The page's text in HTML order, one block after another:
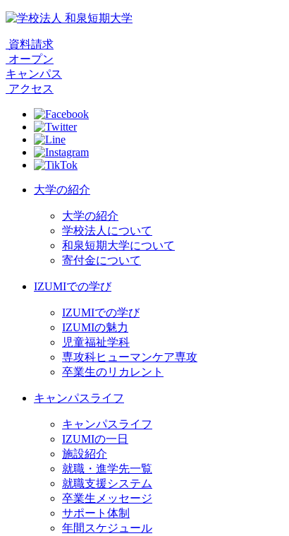
資料請求
オープン
キャンパス
アクセス
大学の紹介
大学の紹介
学校法人について
和泉短期大学について
寄付金について
IZUMIでの学び
IZUMIでの学び
IZUMIの魅力
児童福祉学科
専攻科ヒューマンケア専攻
卒業生のリカレント
キャンパスライフ
キャンパスライフ
IZUMIの一日
施設紹介
就職・進学先一覧
就職支援システム
卒業生メッセージ
サポート体制
年間スケジュール